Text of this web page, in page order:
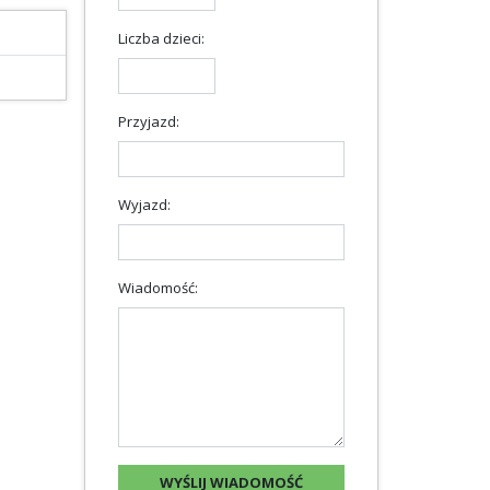
Liczba dzieci:
Przyjazd:
Wyjazd:
Wiadomość: